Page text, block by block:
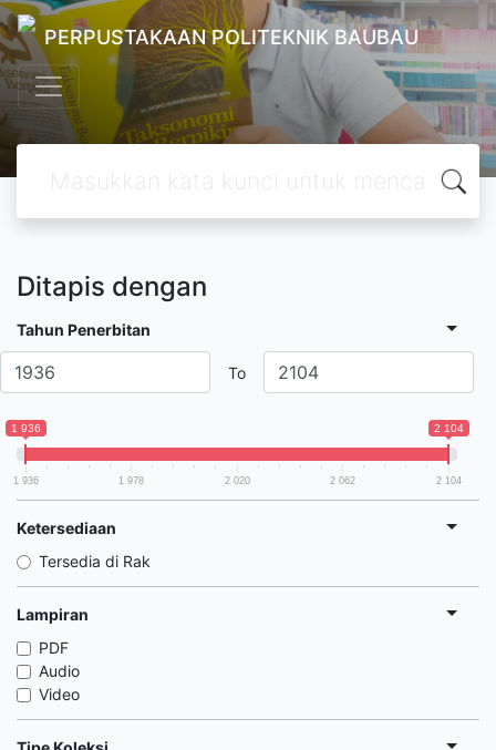
PERPUSTAKAAN POLITEKNIK BAUBAU
Ditapis dengan
Tahun Penerbitan
To
1 936 2 104
1 936 1 978 2 020 2 062 2 104
Ketersediaan
Tersedia di Rak
Lampiran
PDF
Audio
Video